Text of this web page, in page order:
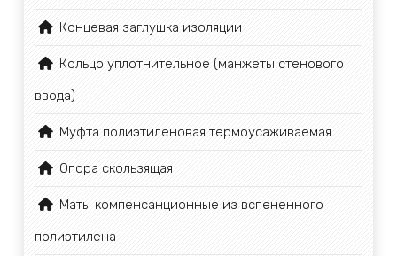
Концевая заглушка изоляции
Кольцо уплотнительное (манжеты стенового
ввода)
Муфта полиэтиленовая термоусаживаемая
Опора скользящая
Маты компенсанционные из вспененного
полиэтилена